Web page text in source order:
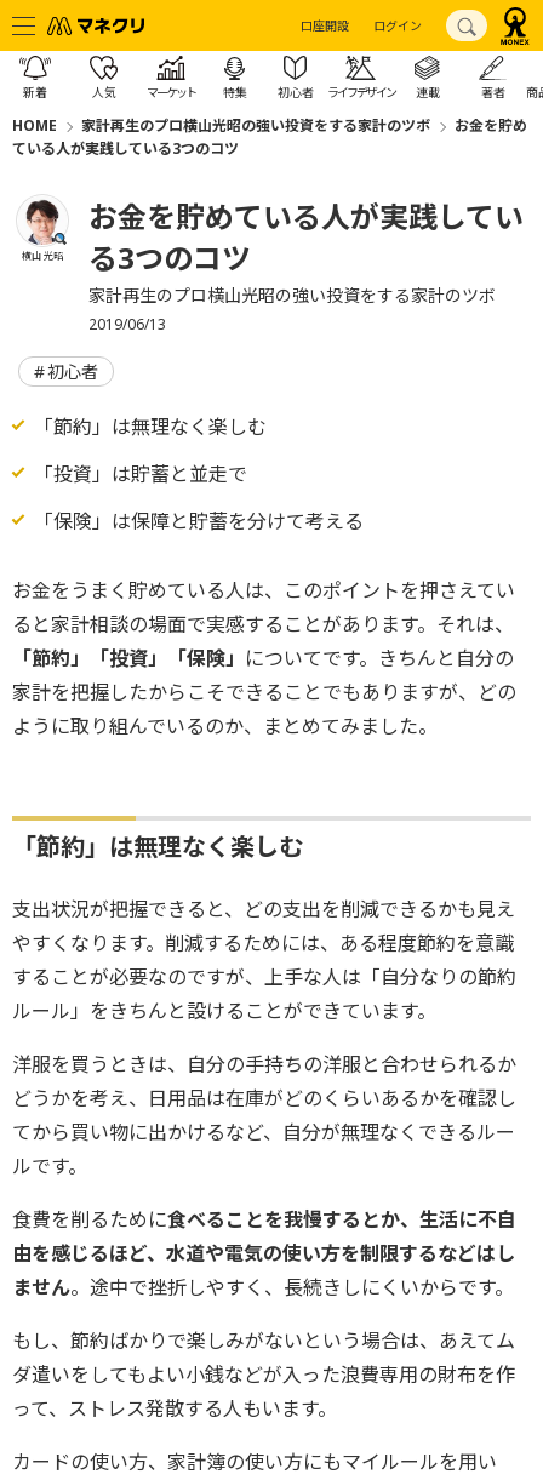
口座開設 ログイン
新着 人気 マーケット 特集 初心者 ライフデザイン 連載 著者 商
HOME 家計再生のプロ横山光昭の強い投資をする家計のツボ
お金を貯め
ている人が実践している3つのコツ
横山 光昭
お金を貯めている人が実践してい
る3つのコツ
家計再生のプロ横山光昭の強い投資をする家計のツボ
2019/06/13
初心者
「節約」は無理なく楽しむ
「投資」は貯蓄と並走で
「保険」は保障と貯蓄を分けて考える
お金をうまく貯めている人は、このポイントを押さえてい
ると家計相談の場面で実感することがあります。それは、
「節約」「投資」「保険」 についてです。きちんと自分の
家計を把握したからこそできることでもありますが、どの
ように取り組んでいるのか、まとめてみました。
「節約」は無理なく楽しむ
支出状況が把握できると、どの支出を削減できるかも見え
やすくなります。削減するためには、ある程度節約を意識
することが必要なのですが、上手な人は「自分なりの節約
ルール」をきちんと設けることができています。
洋服を買うときは、自分の手持ちの洋服と合わせられるか
どうかを考え、日用品は在庫がどのくらいあるかを確認し
てから買い物に出かけるなど、自分が無理なくできるルー
ルです。
食費を削るために食べることを我慢するとか、生活に不自
由を感じるほど、水道や電気の使い方を制限するなどはし
ません。途中で挫折しやすく、長続きしにくいからです。
もし、節約ばかりで楽しみがないという場合は、あえてム
ダ遣いをしてもよい小銭などが入った浪費専用の財布を作
って、ストレス発散する人もいます。
カードの使い方、家計簿の使い方にもマイルールを用い